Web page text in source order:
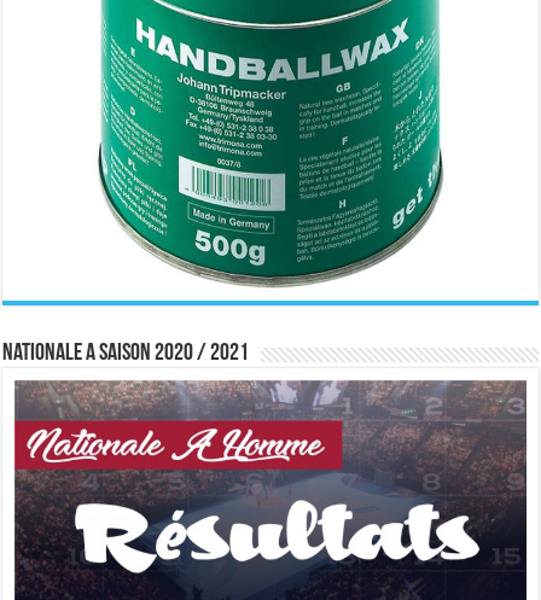
Nationale A saison 2020 / 2021